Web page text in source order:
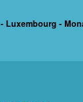
-